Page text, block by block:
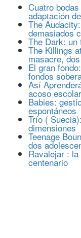
Cuatro
adaptación
The
demasiados
The Dark:
The Killings
masacre,
El gran
fondos
Así
acoso
Babies:
espontáneos
Trío (
dimensiones
Teenage
dos
Ravalejar :
centenario